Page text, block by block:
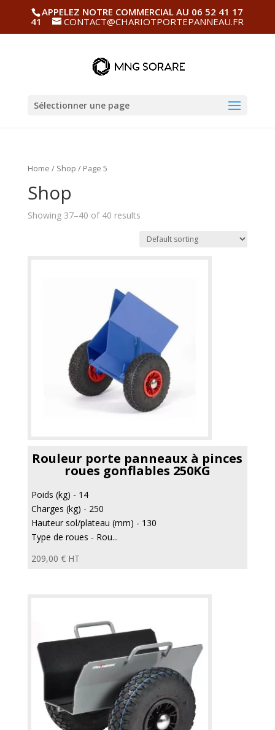
APPELEZ NOTRE COMMERCIAL AU 06 52 41 17
41
CONTACT@CHARIOTPORTEPANNEAU.FR
Sélectionner une page
Home / Shop / Page 5
Shop
Showing 37–40 of 40 results
Rouleur porte panneaux à pinces
roues gonflables 250KG
Poids (kg) - 14
Charges (kg) - 250
Hauteur sol/plateau (mm) - 130
Type de roues - Rou...
209,00 € HT